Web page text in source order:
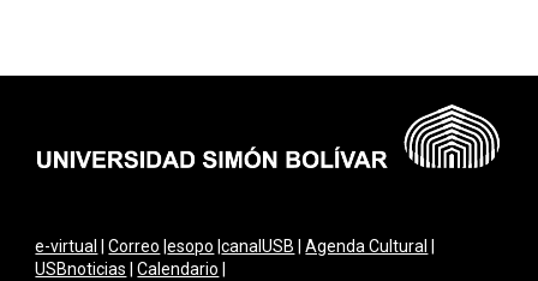
e-virtual |Correo |esopo |canalUSB |Agenda Cultural
USBnoticias |Calendario